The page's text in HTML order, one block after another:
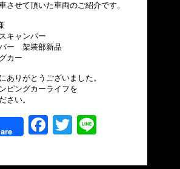
させて頂いた車両のご紹介です。
キャンパー
ー 架装部新品
カー
ありがとうございました。
ピングカーライフを
さい。
FacebookTwitter